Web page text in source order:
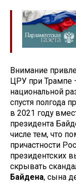
Внимание
ЦРУ при Трампе
национальной
спустя полгода
в 2021 году
президента
числе тем, что
причастности
президентских
скрывать
Байдена, сына